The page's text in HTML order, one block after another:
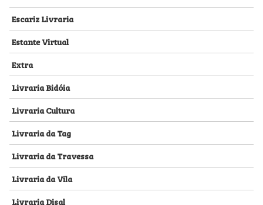
Escariz Livraria
Estante Virtual
Extra
Livraria Bidóia
Livraria Cultura
Livraria da Tag
Livraria da Travessa
Livraria da Vila
Livraria Disal